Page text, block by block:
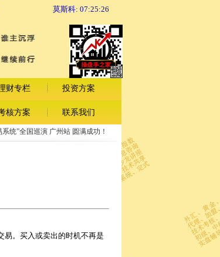
莫斯科: 07:25:26
财专栏 投资方案
核方案 联系我们
统”全国巡演 广州站 圆满成功！
。买入或卖出的时机不再是